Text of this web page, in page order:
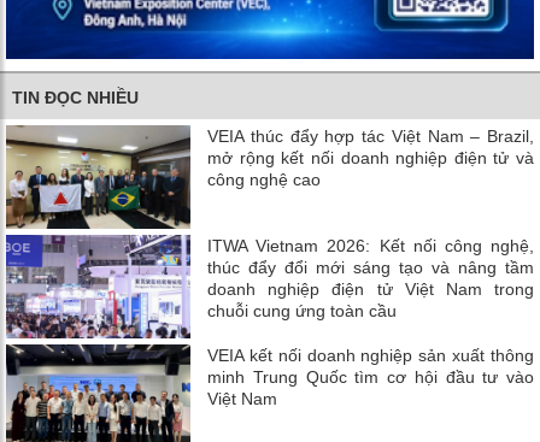
TIN ĐỌC NHIỀU
VEIA thúc đẩy hợp tác Việt Nam – Brazil,
mở rộng kết nối doanh nghiệp điện tử và
công nghệ cao
ITWA Vietnam 2026: Kết nối công nghệ,
thúc đẩy đổi mới sáng tạo và nâng tầm
doanh nghiệp điện tử Việt Nam trong
chuỗi cung ứng toàn cầu
VEIA kết nối doanh nghiệp sản xuất thông
minh Trung Quốc tìm cơ hội đầu tư vào
Việt Nam